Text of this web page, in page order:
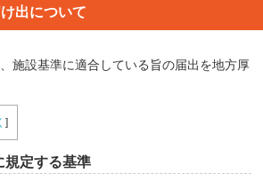
出について
施設基準に適合している旨の届出を地方厚
]
規定する基準